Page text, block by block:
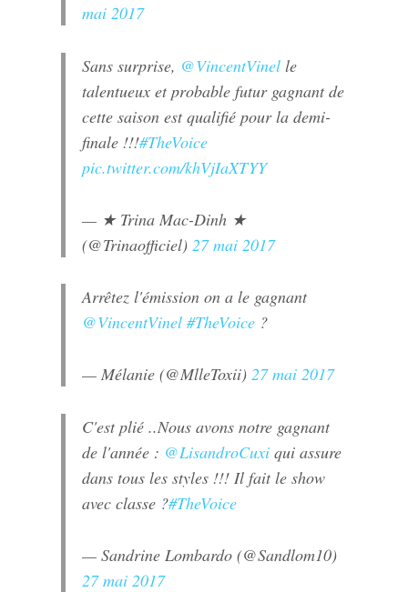
mai 2017
Sans surprise, @VincentVinel le
talentueux et probable futur gagnant de
cette saison est qualifié pour la demi-
finale !!!#TheVoice
pic.twitter.com/khVjIaXTYY
— ★ Trina Mac-Dinh ★
(@Trinaofficiel)27 mai 2017
Arrêtez l'émission on a le gagnant
@VincentVinel #TheVoice ?
— Mélanie (@MlleToxii)27 mai 2017
C'est plié ..Nous avons notre gagnant
de l'année : @LisandroCuxi qui assure
dans tous les styles !!! Il fait le show
avec classe ?#TheVoice
— Sandrine Lombardo (@Sandlom10)
27 mai 2017